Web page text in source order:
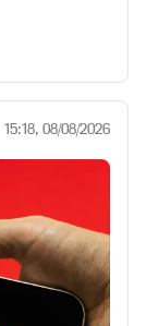
15:18, 08/08/2026